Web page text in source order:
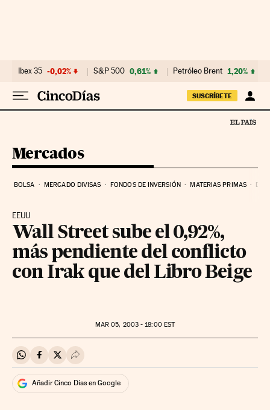
Ibex 35 -0,02% S&P 500 0,61% Petróleo Brent 1,20%
SUSCRÍBETE
Mercados
BOLSA MERCADO DIVISAS FONDOS DE INVERSIÓN MATERIAS PRIMAS
EEUU
Wall Street sube el 0,92%,
más pendiente del conflicto
con Irak que del Libro Beige
MAR 05, 2003 - 18:00EST
Compartir en Whatsapp
Compartir en Facebook
Compartir en Twitter
Desplegar Redes Sociales
Añadir Cinco Días en Google